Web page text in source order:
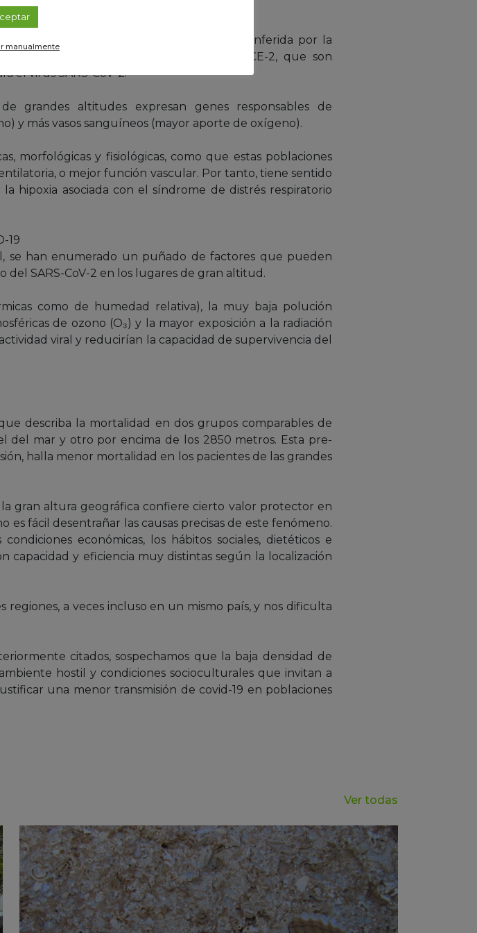
en parte, esa aparente protección conferida por la
menor expresión de los receptores ACE-2, que son
el virus SARS-CoV-2.
grandes altitudes expresan genes responsables de
y más vasos sanguíneos (mayor aporte de oxígeno).
morfológicas y fisiológicas, como que estas poblaciones
o mejor función vascular. Por tanto, tiene sentido
hipoxia asociada con el síndrome de distrés respiratorio
19
se han enumerado un puñado de factores que pueden
SARS-CoV-2 en los lugares de gran altitud.
como de humedad relativa), la muy baja polución
de ozono (O₃) y la mayor exposición a la radiación
viral y reducirían la capacidad de supervivencia del
describa la mortalidad en dos grupos comparables de
del mar y otro por encima de los 2850 metros. Esta pre-
halla menor mortalidad en los pacientes de las grandes
gran altura geográfica confiere cierto valor protector en
fácil desentrañar las causas precisas de este fenómeno.
económicas, los hábitos sociales, dietéticos e
capacidad y eficiencia muy distintas según la localización
a veces incluso en un mismo país, y nos dificulta
citados, sospechamos que la baja densidad de
hostil y condiciones socioculturales que invitan a
una menor transmisión de covid-19 en poblaciones
Ver todas
manualmente